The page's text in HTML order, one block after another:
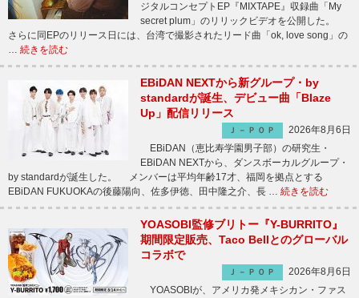
ジタルコンセプトEP『MIXTAPE』収録曲「My
secret plum」のリリックビデオを公開した。
さらに同EPのリリース日には、台湾で撮影されたリード曲「ok, love song」の
… 続きを読む
EBiDAN NEXTから新グループ・by
standardが誕生、デビュー曲「Blaze
Up」配信リリース
Ｊ－ＰＯＰ
2026年8月6日
EBiDAN（恵比寿学園男子部）の研究生・
EBiDAN NEXTから、ダンスボーカルグループ・
by standardが誕生した。 メンバーは平均年齢17才、福岡を拠点とする
EBiDAN FUKUOKAの後藤陽向、佐多伊徳、田中隆之介、長 … 続きを読む
YOASOBI監修ブリトー『Y-BURRITO』
期間限定販売、Taco Bellとのグローバル
コラボで
Ｊ－ＰＯＰ
2026年8月6日
YOASOBIが、アメリカ発メキシカン・ファス